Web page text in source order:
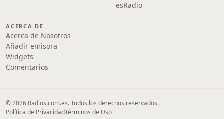
esRadio
ACERCA DE
Acerca de Nosotros
Añadir emisora
Widgets
Comentarios
© 2026 Radios.com.es. Todos los derechos reservados.
Política de PrivacidadTérminos de Uso